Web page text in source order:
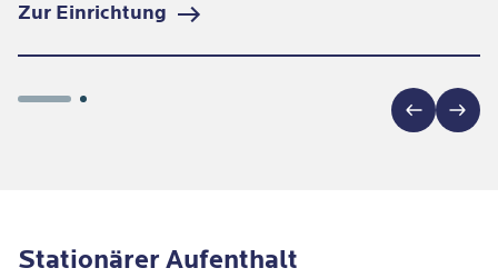
Zur Einrichtung
Stationärer Aufenthalt